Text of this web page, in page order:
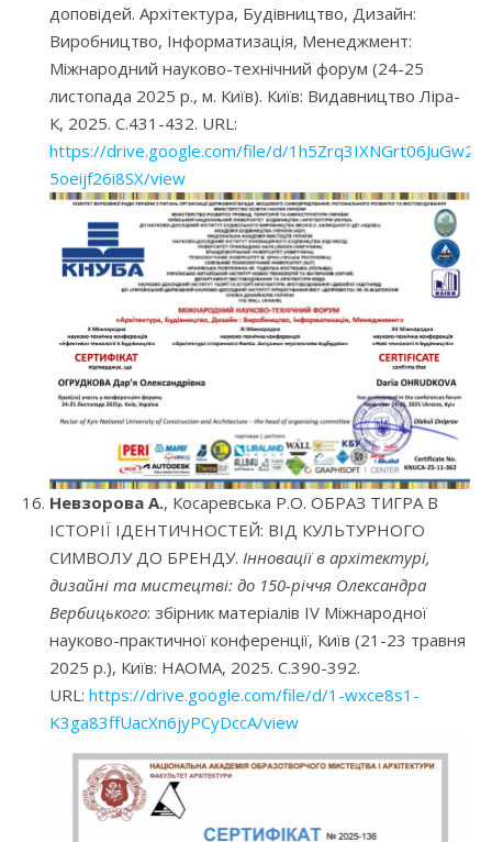
доповідей. Архітектура, Будівництво, Дизайн:
Виробництво, Інформатизація, Менеджмент:
Міжнародний науково-технічний форум (24-25
листопада 2025 р., м. Київ). Київ: Видавництво Ліра-
К, 2025. С.431-432. URL:
https://drive.google.com/file/d/1h5Zrq3IXNGrt06JuGw2-
5oeijf26i8SX/view
Невзорова А., Косаревська Р.О. ОБРАЗ ТИГРА В
ІСТОРІЇ ІДЕНТИЧНОСТЕЙ: ВІД КУЛЬТУРНОГО
СИМВОЛУ ДО БРЕНДУ. Інновації в архітектурі,
дизайні та мистецтві: до 150-річчя Олександра
Вербицького: збірник матеріалів IV Міжнародної
науково-практичної конференції, Київ (21-23 травня
2025 р.), Київ: НАОМА, 2025. С.390-392.
URL: https://drive.google.com/file/d/1-wxce8s1-
K3ga83ffUacXn6jyPCyDccA/view